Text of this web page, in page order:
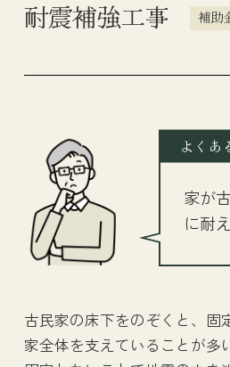
耐震補強工事 補助
よくあ
家が
に耐
古民家の床下をのぞくと、固
家全体を支えていることが多